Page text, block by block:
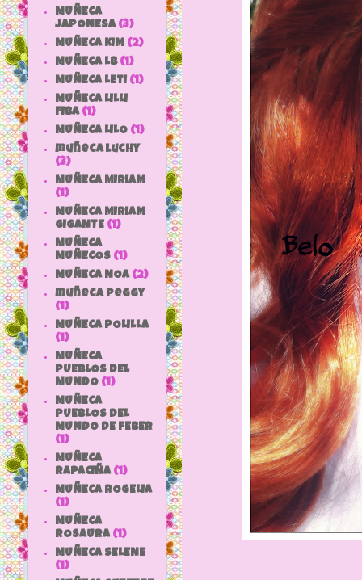
MUÑECA
JAPONESA (3)
MUÑECA KIM (2)
MUÑECA LB (1)
MUÑECA LETI (1)
MUÑECA LILLI
FIBA (1)
MUÑECA LILO (1)
muñeca luchy
(3)
MUÑECA MIRIAM
(1)
MUÑECA MIRIAM
GIGANTE (1)
MUÑECA
MUÑECOS (1)
MUÑECA NOA (2)
muñeca peggy
(1)
MUÑECA POLILLA
(1)
MUÑECA
PUEBLOS DEL
MUNDO (1)
MUÑECA
PUEBLOS DEL
MUNDO DE FEBER
(1)
MUÑECA
RAPACIÑA (1)
MUÑECA ROGELIA
(1)
MUÑECA
ROSAURA (1)
MUÑECA SELENE
(1)